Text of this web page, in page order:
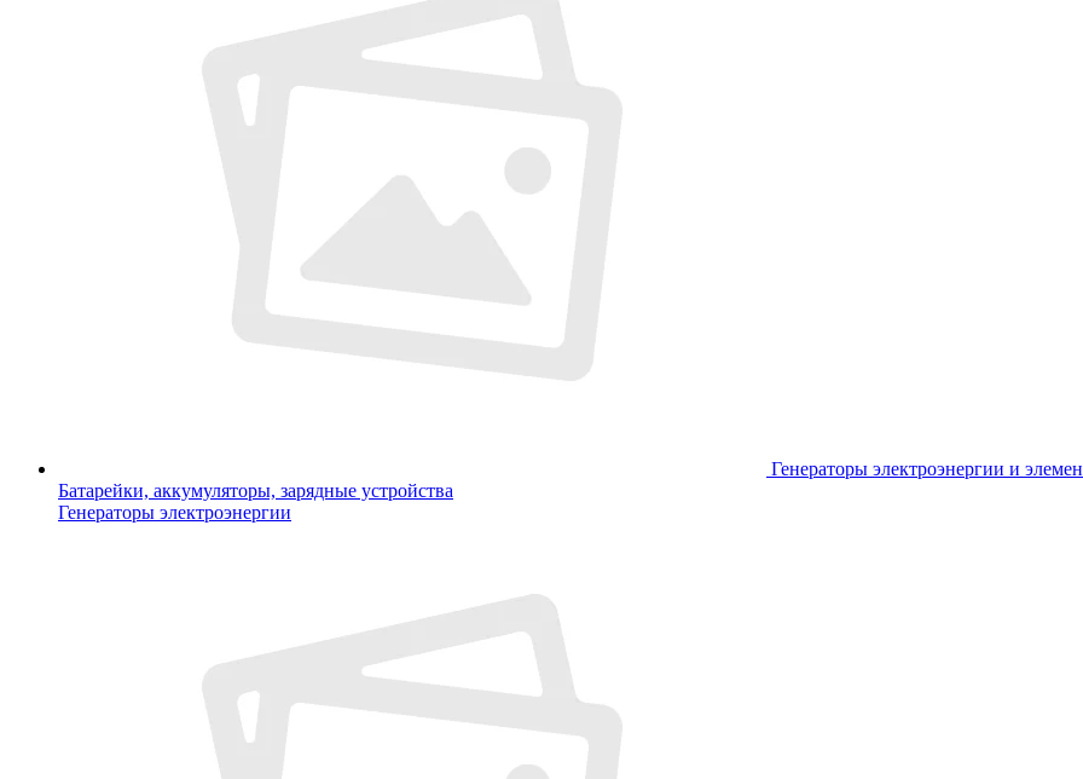
Генераторы электроэнергии и
Батарейки, аккумуляторы, зарядные устройства
Генераторы электроэнергии